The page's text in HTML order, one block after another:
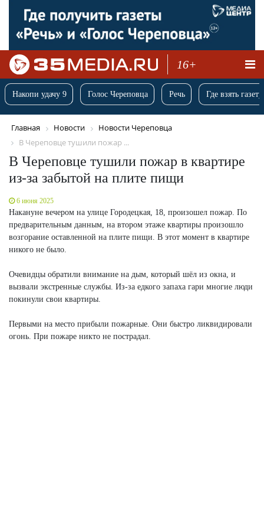
16+
Накопи удачу 9 Голос Череповца Речь Где взять
Главная Новости
Новости Череповца
В Череповце тушили пожар ...
В Череповце тушили пожар в квартире
из-за забытой на плите пищи
6 июня 2025
Накануне вечером на улице Городецкая, 18, произошел пожар. По
предварительным данным, на втором этаже квартиры произошло
возгорание оставленной на плите пищи. В этот момент в квартире
никого не было.
Очевидцы обратили внимание на дым, который шёл из окна, и
вызвали экстренные службы. Из-за едкого запаха гари многие люди
покинули свои квартиры.
Первыми на место прибыли пожарные. Они быстро ликвидировали
огонь. При пожаре никто не пострадал.